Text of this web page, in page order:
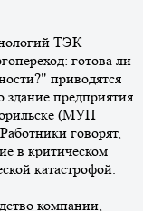
ТЭК
готова ли
приводятся
здание предприятия
(МУП
говорят,
в критическом
катастрофой.
компании,